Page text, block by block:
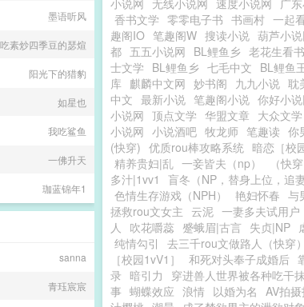
小说网 无线小说网 速度小说网 广
香书文学 零零电子书 书画村 一起
趣阁IO 笔趣阁W 搜读小说 葫芦小
都 五五小说网 BL鲤鱼乡 老花生看书
士文学 BL鲤鱼乡 七毛中文 BL鲤鱼
库 麒麟中文网 妙书阁 九九小说 耽
中文 最新小说 笔趣阁小说 你好小
小说网 顶点文学 华盟文章 大众文学
小说网 小说酒吧 牧龙师 笔趣读 你
(快穿) 优质rou棒攻略系统 暗恋［校
精养贵妇|乱 一妾皆夫（np） （快
多汁|1vv1
盲冬（NP，替身上位，追
色情生存游戏（NPH）
艳妇怀春 与
拯救rou文女主 云泥 一妻多夫试用户
人
吹花嚼蕊 蹙蛾眉|古言 失贞|NP
纯情勾引
去三千rou文做路人（快穿）
［校园1vV1］
和死对头奉子成婚后
录 暗引力 穿进兽人世界被各种吃干
事 蝴蝶效应 浪情 以婚为名 AV拍
墨语听风
素炒四季豆的瑟煊
阳光下的猎豹
如星也
我吃鲨鱼
一佛升天
珈蓝锦年1
sanna
青珏宸宸